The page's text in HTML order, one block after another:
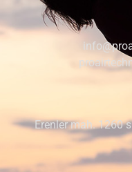
Erenler mah. 1260